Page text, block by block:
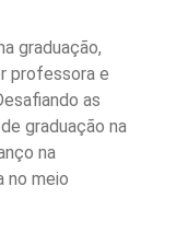
graduação,
professora e
as
graduação na
na
no meio